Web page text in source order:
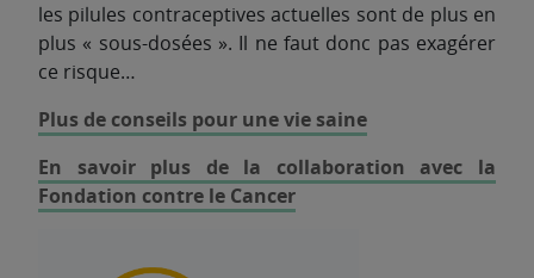
les pilules contraceptives actuelles sont de plus en
plus « sous-dosées ». Il ne faut donc pas exagérer
ce risque…
Plus de conseils pour une vie saine
En savoir plus de la collaboration avec la
Fondation contre le Cancer